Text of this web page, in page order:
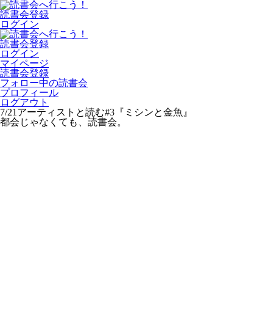
読書会登録
ログイン
読書会登録
ログイン
マイページ
読書会登録
フォロー中の読書会
プロフィール
ログアウト
7/21アーティストと読む#3『ミシンと金魚』
都会じゃなくても、読書会。